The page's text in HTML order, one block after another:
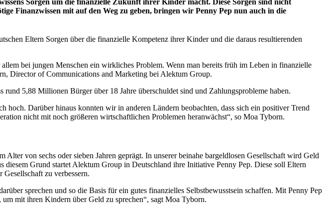
Finanzwissen mit auf den Weg zu geben, bringen wir Penny Pep nun auch in die
Eltern Sorgen über die finanzielle Kompetenz ihrer Kinder und die daraus resultierenden
bei jungen Menschen ein wirkliches Problem. Wenn man bereits früh im Leben in finanzielle
Director of Communications and Marketing bei Alektum Group.
5,88 Millionen Bürger über 18 Jahre überschuldet sind und Zahlungsprobleme haben.
Darüber hinaus konnten wir in anderen Ländern beobachten, dass sich ein positiver Trend
nicht mit noch größeren wirtschaftlichen Problemen heranwächst“, so Moa Tyborn.
von sechs oder sieben Jahren geprägt. In unserer beinahe bargeldlosen Gesellschaft wird Geld
Grund startet Alektum Group in Deutschland ihre Initiative Penny Pep. Diese soll Eltern
zu verbessern.
sprechen und so die Basis für ein gutes finanzielles Selbstbewusstsein schaffen. Mit Penny Pep
mit ihren Kindern über Geld zu sprechen“, sagt Moa Tyborn.